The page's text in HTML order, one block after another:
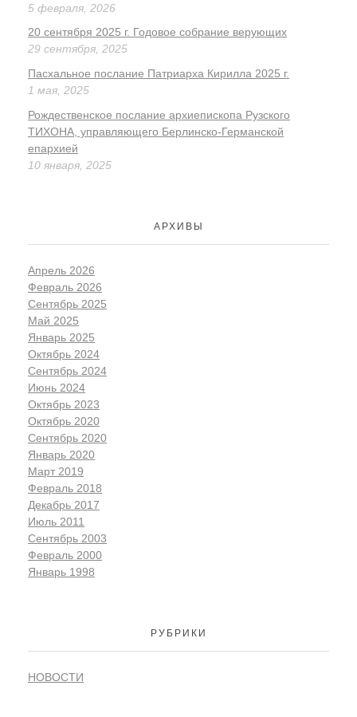
5 февраля, 2026
20 сентября 2025 г. Годовое собрание верующих
29 сентября, 2025
Пасхальное послание Патриарха Кирилла 2025 г.
1 мая, 2025
Рождественское послание архиепископа Рузского
ТИХОНА, управляющего Берлинско-Германской
епархией
10 января, 2025
АРХИВЫ
Апрель 2026
Февраль 2026
Сентябрь 2025
Май 2025
Январь 2025
Октябрь 2024
Сентябрь 2024
Июнь 2024
Октябрь 2023
Октябрь 2020
Сентябрь 2020
Январь 2020
Март 2019
Февраль 2018
Декабрь 2017
Июль 2011
Сентябрь 2003
Февраль 2000
Январь 1998
РУБРИКИ
НОВОСТИ